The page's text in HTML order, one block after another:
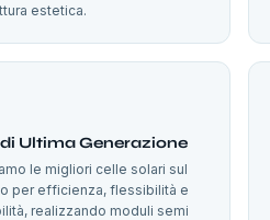
estetica.
Ultima Generazione
le migliori celle solari sul
per efficienza, flessibilità e
realizzando moduli semi